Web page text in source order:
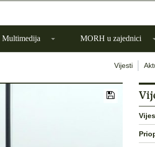
Multimedija MORH u zajednici
Vijesti